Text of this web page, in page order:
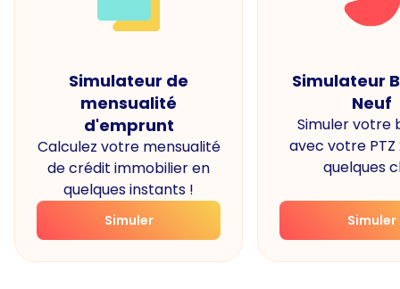
Simulateur de
mensualité
d'emprunt
Calculez votre mensualité
de crédit immobilier en
quelques instants !
Simuler
Simulateur
Neuf
Simuler votre
avec votre PTZ
quelques
Simuler